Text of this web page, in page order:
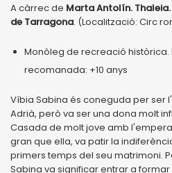
A càrrec de Marta Antolín.
de Tarragona. (Localització: Circ
Monòleg de recreació històrica.
recomanada: +10 anys
Víbia Sabina és coneguda per
Adrià, però va ser una dona molt
Casada de molt jove amb
gran que ella, va patir la
primers temps del seu matrimoni.
Sabina va significar entrar a